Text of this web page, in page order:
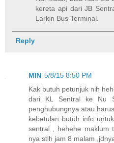
kereta api dari JB
Larkin Bus Terminal.
Reply
MIN 5/8/15 8:50 PM
Kak butuh petunjuk nih
dari KL Sentral ke Nu
penghubungnya atau
kebetulan butuh info
sentral , hehehe maklum
nya stlh jam 8 malam